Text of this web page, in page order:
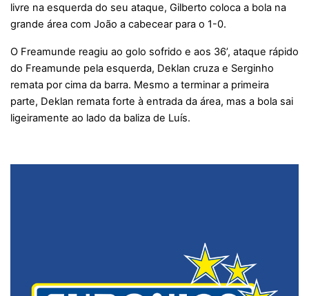
livre na esquerda do seu ataque, Gilberto coloca a bola na
grande área com João a cabecear para o 1-0.
O Freamunde reagiu ao golo sofrido e aos 36’, ataque rápido
do Freamunde pela esquerda, Deklan cruza e Serginho
remata por cima da barra. Mesmo a terminar a primeira
parte, Deklan remata forte à entrada da área, mas a bola sai
ligeiramente ao lado da baliza de Luís.